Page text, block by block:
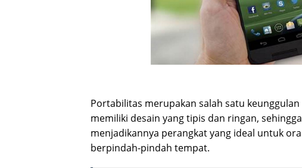
Portabilitas merupakan salah satu
memiliki desain yang tipis dan ringan,
menjadikannya perangkat yang ideal untuk
berpindah-pindah tempat.